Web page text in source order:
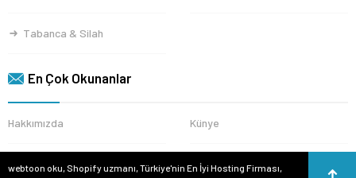
Tabanca & Silah
En Çok Okunanlar
Hakkımızda Künye
webtoon oku Shopify uzmanı Türkiye'nin En İyi Hosting Firması